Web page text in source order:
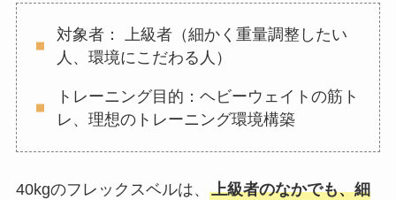
対象者： 上級者（細かく重量調整したい
人、環境にこだわる人）
トレーニング目的：ヘビーウェイトの筋ト
レ、理想のトレーニング環境構築
40kgのフレックスベルは、 上級者のなかでも、細